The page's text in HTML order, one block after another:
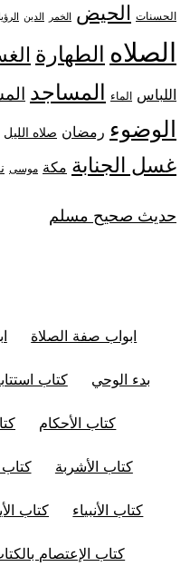
الحسنات الحيض الخمر الدين الرؤيا
الصلاه الطهارة
اللباس الماء المساجد
الوضوء رمضان صلاه الليل
غسل الجنابة مكة موسى
حديث صحيح مسلم
ابواب صفة الصلاة
بدء الوحي كتاب
كتاب الأحكام
كتاب الأشربة
كتاب الأنبياء كتاب
كتاب الإعتصام